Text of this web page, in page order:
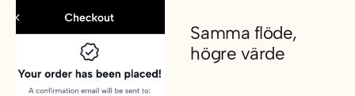
Samma flöde,
högre värde